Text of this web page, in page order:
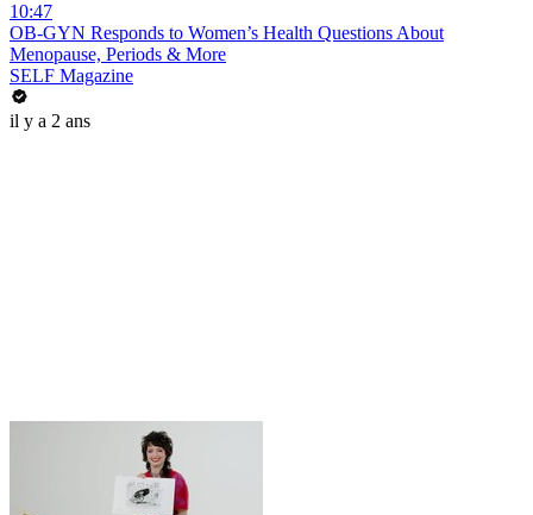
10:47
OB-GYN Responds to Women’s Health Questions About
Menopause, Periods & More
SELF Magazine
il y a 2 ans